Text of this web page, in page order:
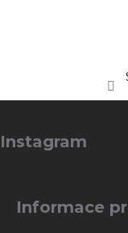
á
p
Instagram
Informace